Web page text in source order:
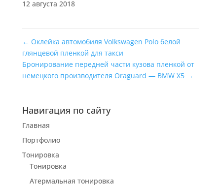
12 августа 2018
← Оклейка автомобиля Volkswagen Polo белой
глянцевой пленкой для такси
Бронирование передней части кузова пленкой от
немецкого производителя Oraguard — BMW X5 →
Навигация по сайту
Главная
Портфолио
Тонировка
Тонировка
Атермальная тонировка